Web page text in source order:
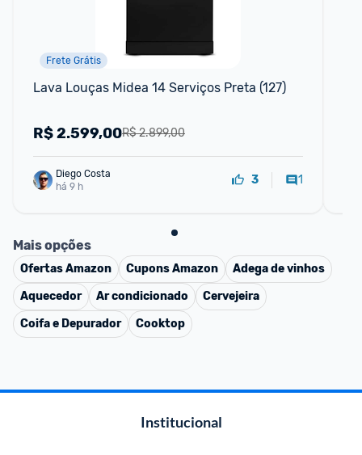
Frete Grátis
Lava Louças Midea 14 Serviços Preta (127)
R$ 2.899,00
R$2.599,00
Diego Costa
há 9 h
3 1
Mais opções
OfertasAmazon CuponsAmazon
Adega de vinhos
Aquecedor
Ar condicionado
Cervejeira
Coifa e Depurador
Cooktop
Institucional